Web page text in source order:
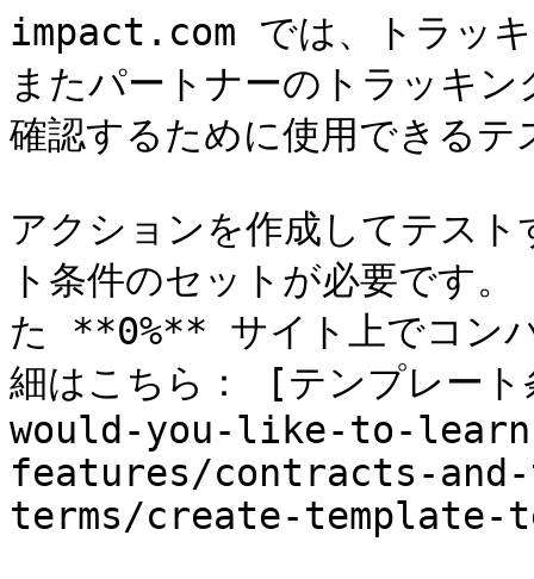
impact.com では、トラッキ
またパートナーのトラッキ
確認するために使用できる
アクションを作成してテス
ト条件のセットが必要です
た **0%** サイト上でコン
細はこちら： [テンプレ
would-you-like-to-
features/contracts-
terms/create-template-